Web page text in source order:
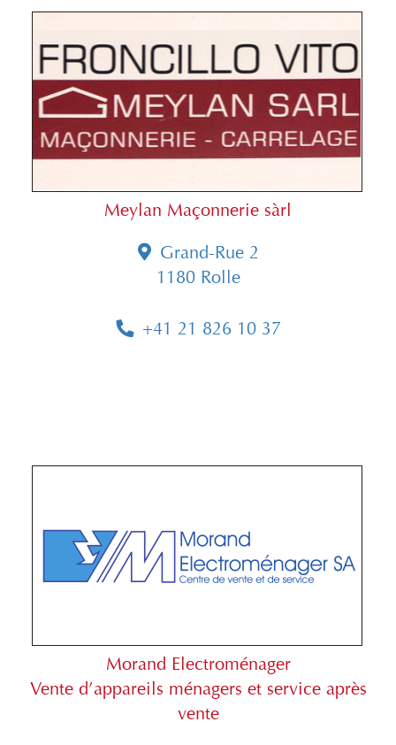
Meylan Maçonnerie sàrl
Grand-Rue 2
1180 Rolle
+41 21 826 10 37
Morand Electroménager
Vente d’appareils ménagers et service après
vente